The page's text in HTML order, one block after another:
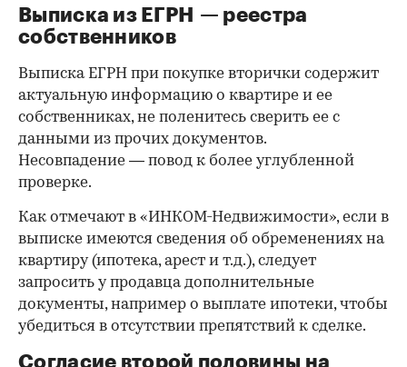
Выписка из ЕГРН — реестра
собственников
Выписка ЕГРН при покупке вторички содержит
актуальную информацию о квартире и ее
собственниках, не поленитесь сверить ее с
данными из прочих документов.
Несовпадение — повод к более углубленной
проверке.
Как отмечают в «ИНКОМ-Недвижимости», если в
выписке имеются сведения об обременениях на
квартиру (ипотека, арест и т.д.), следует
запросить у продавца дополнительные
документы, например о выплате ипотеки, чтобы
убедиться в отсутствии препятствий к сделке.
Согласие второй половины на